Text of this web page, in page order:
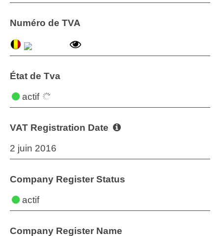
Numéro de TVA
État de Tva
actif
VAT Registration Date
2 juin 2016
Company Register Status
actif
Company Register Name